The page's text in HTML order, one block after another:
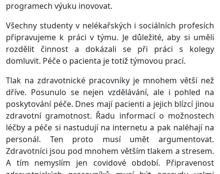
programech výuku inovovat.
Všechny studenty v nelékařských i sociálních profesích
připravujeme k práci v týmu. Je důležité, aby si uměli
rozdělit činnost a dokázali se při práci s kolegy
domluvit. Péče o pacienta je totiž týmovou prací.
Tlak na zdravotnické pracovníky je mnohem větší než
dříve. Posunulo se nejen vzdělávání, ale i pohled na
poskytování péče. Dnes mají pacienti a jejich blízcí jinou
zdravotní gramotnost. Řadu informací o možnostech
léčby a péče si nastudují na internetu a pak naléhají na
personál. Ten proto musí umět argumentovat.
Zdravotníci jsou pod mnohem větším tlakem a stresem.
A tím nemyslím jen covidové období. Připravenost